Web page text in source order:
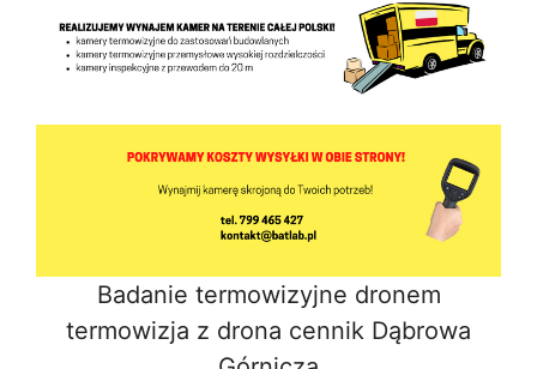
Badanie termowizyjne dronem
termowizja z drona cennik Dąbrowa